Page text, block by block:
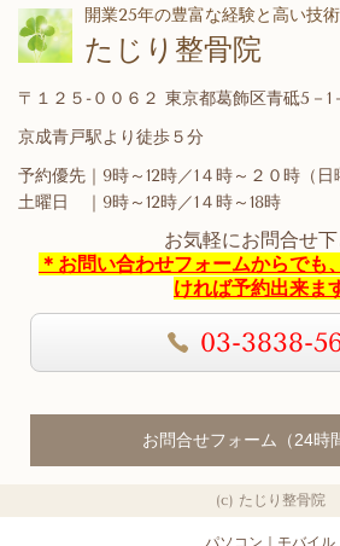
開業25年の豊富な経験と高い技術
たじり整骨院
〒１２５-００６２ 東京都葛飾区青砥5－1
京成青戸駅より徒歩５分
予約優先｜9時～12時／1４時～２０時（日
土曜日 ｜9時～12時／1４時～18時
お気軽にお問合せ
＊お問い合わせフォームからでも、
ければ予約出来ま
03-3838-
お問合せフォーム（24時
(c) たじり整骨院
パソコン ｜モバイル